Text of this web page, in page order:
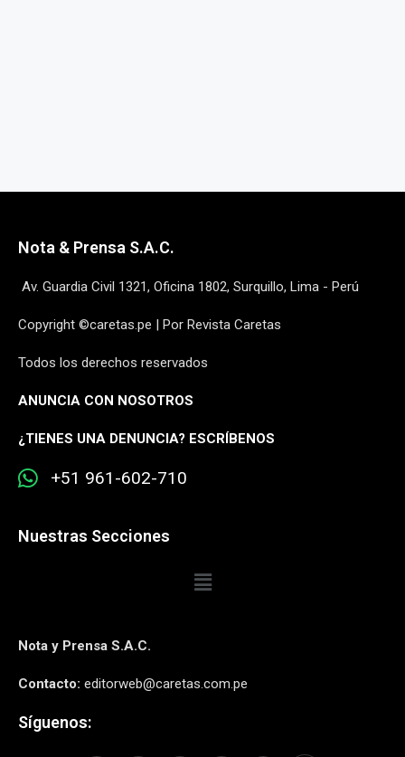
Nota & Prensa S.A.C.
Av. Guardia Civil 1321, Oficina 1802, Surquillo, Lima - Perú
Copyright ©caretas.pe | Por Revista Caretas
Todos los derechos reservados
ANUNCIA CON NOSOTROS
¿TIENES UNA DENUNCIA? ESCRÍBENOS
+51 961-602-710
Nuestras Secciones
Nota y Prensa S.A.C.
Contacto: editorweb@caretas.com.pe
Síguenos: